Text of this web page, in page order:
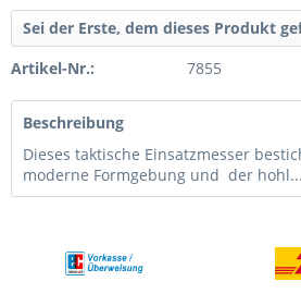
Sei der Erste, dem dieses Produkt
Artikel-Nr.: 7855
Beschreibung
Dieses taktische Einsatzmesser
moderne Formgebung und der hohl...